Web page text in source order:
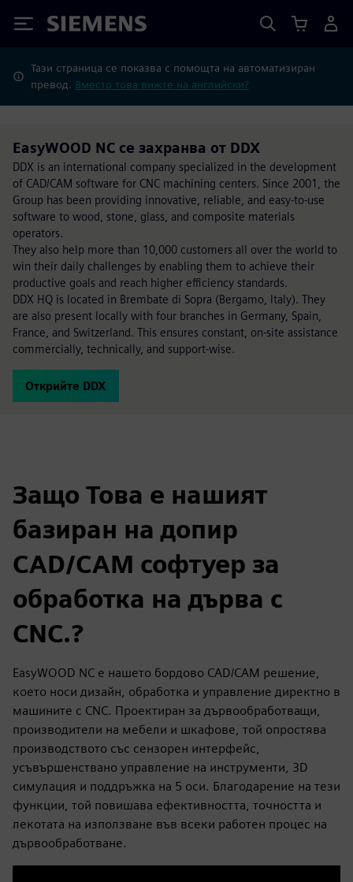
Siemens
Тази страница се показва с помощта на автоматизиран
превод. Вместо това вижте на английски?
EasyWOOD NC се захранва от DDX
DDX is an international company specialized in the development
of CAD/CAM software for CNC machining centers. Since 2001, the
Group has been providing innovative, reliable, and easy-to-use
software to wood, stone, glass, and composite materials
operators.
They also help more than 10,000 customers all over the world to
win their daily challenges by enabling them to achieve their
productive goals and reach higher efficiency standards.
DDX HQ is located in Brembate di Sopra (Bergamo, Italy). They
are also present locally with four branches in Germany, Spain,
France, and Switzerland. This ensures constant, on-site assistance
commercially, technically, and support-wise.
Открийте DDX
Защо Това е нашият
базиран на допир
CAD/CAM софтуер за
обработка на дърва с
CNC.?
EasyWOOD NC е нашето бордово CAD/CAM решение,
което носи дизайн, обработка и управление директно в
машините с CNC. Проектиран за дървообработващи,
производители на мебели и шкафове, той опростява
производството със сензорен интерфейс,
усъвършенствано управление на инструменти, 3D
симулация и поддръжка на 5 оси. Благодарение на тези
функции, той повишава ефективността, точността и
лекотата на използване във всеки работен процес на
дървообработване.